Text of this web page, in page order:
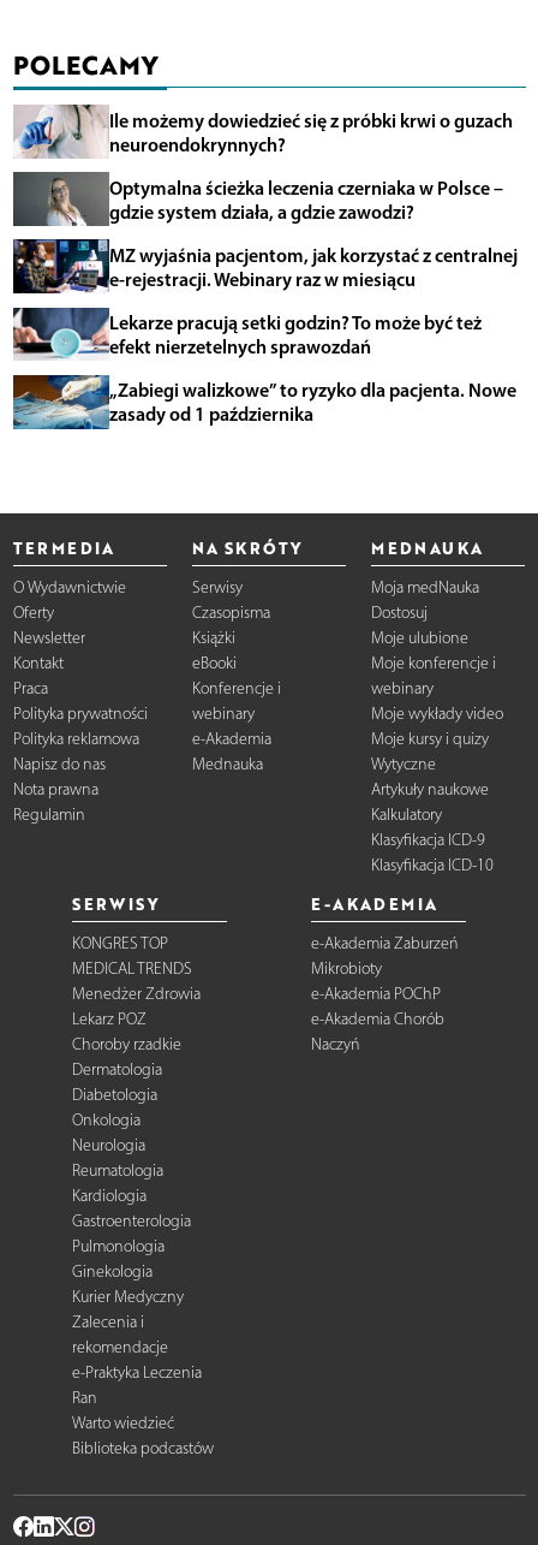
POLECAMY
Ile możemy dowiedzieć się z próbki krwi o guzach
neuroendokrynnych?
Optymalna ścieżka leczenia czerniaka w Polsce –
gdzie system działa, a gdzie zawodzi?
MZ wyjaśnia pacjentom, jak korzystać z centralnej
e-rejestracji. Webinary raz w miesiącu
Lekarze pracują setki godzin? To może być też
efekt nierzetelnych sprawozdań
„Zabiegi walizkowe” to ryzyko dla pacjenta. Nowe
zasady od 1 października
TERMEDIA
O Wydawnictwie
Oferty
Newsletter
Kontakt
Praca
Polityka prywatności
Polityka reklamowa
Napisz do nas
Nota prawna
Regulamin
NA SKRÓTY
Serwisy
Czasopisma
Książki
eBooki
Konferencje i
webinary
e-Akademia
Mednauka
MEDNAUKA
Moja medNauka
Dostosuj
Moje ulubione
Moje konferencje i
webinary
Moje wykłady video
Moje kursy i quizy
Wytyczne
Artykuły naukowe
Kalkulatory
Klasyfikacja ICD-9
Klasyfikacja ICD-10
SERWISY
KONGRES TOP
MEDICAL TRENDS
Menedżer Zdrowia
Lekarz POZ
Choroby rzadkie
Dermatologia
Diabetologia
Onkologia
Neurologia
Reumatologia
Kardiologia
Gastroenterologia
Pulmonologia
Ginekologia
Kurier Medyczny
Zalecenia i
rekomendacje
e-Praktyka Leczenia
Ran
Warto wiedzieć
Biblioteka podcastów
E-AKADEMIA
e-Akademia Zaburzeń
Mikrobioty
e-Akademia POChP
e-Akademia Chorób
Naczyń